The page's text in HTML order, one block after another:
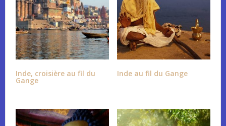
Inde, croisière au fil du
Gange
Inde au fil du Gange